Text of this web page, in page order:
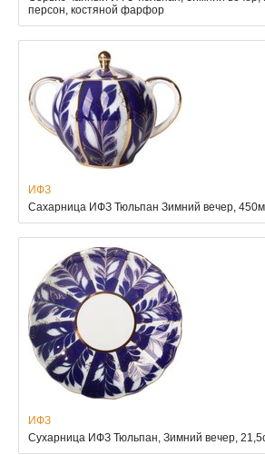
персон, костяной фарфор
ИФЗ
Сахарница ИФЗ Тюльпан Зимний вечер,
ИФЗ
Сухарница ИФЗ Тюльпан, Зимний вечер,